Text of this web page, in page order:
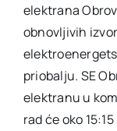
elektrana
obnovljivih
priobalju. SE
elektranu u
rad će oko